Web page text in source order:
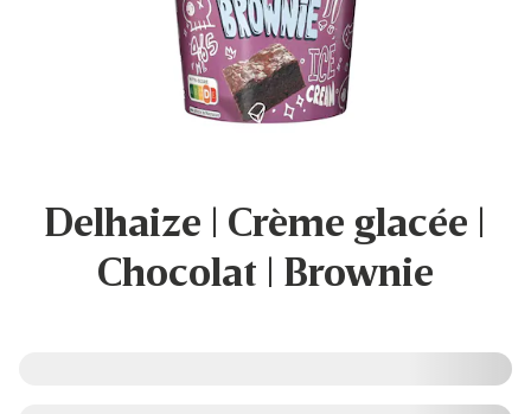
Delhaize | Crème glacée |
Chocolat | Brownie